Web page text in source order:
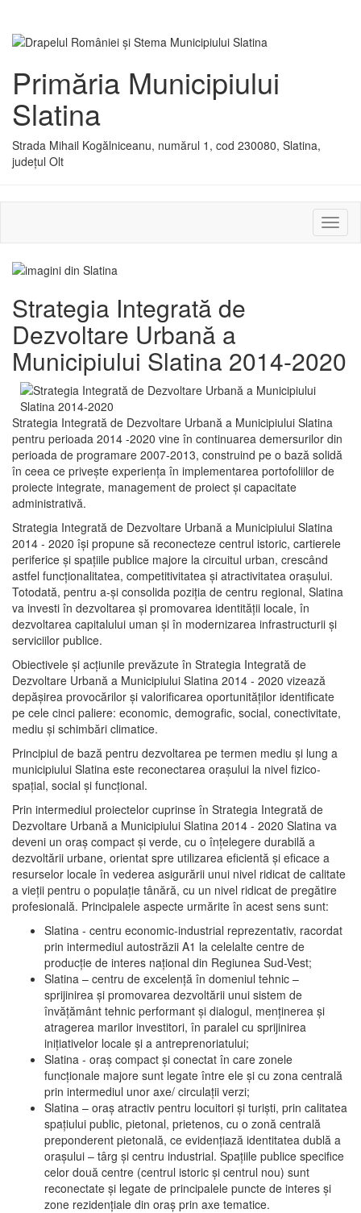
Primăria Municipiului
Slatina
Strada Mihail Kogălniceanu, numărul 1, cod 230080, Slatina,
județul Olt
sau
Strategia Integrată de
Dezvoltare Urbană a
Municipiului Slatina 2014-2020
Strategia Integrată de Dezvoltare Urbană a Municipiului Slatina
pentru perioada 2014 -2020 vine în continuarea demersurilor din
perioada de programare 2007-2013, construind pe o bază solidă
în ceea ce priveşte experienţa în implementarea portofoliilor de
proiecte integrate, management de proiect și capacitate
administrativă.
Strategia Integrată de Dezvoltare Urbană a Municipiului Slatina
2014 - 2020 își propune să reconecteze centrul istoric, cartierele
periferice şi spaţiile publice majore la circuitul urban, crescând
astfel funcţionalitatea, competitivitatea şi atractivitatea oraşului.
Totodată, pentru a-şi consolida poziţia de centru regional, Slatina
va investi în dezvoltarea şi promovarea identităţii locale, în
dezvoltarea capitalului uman şi în modernizarea infrastructurii şi
serviciilor publice.
Obiectivele şi acţiunile prevăzute în Strategia Integrată de
Dezvoltare Urbană a Municipiului Slatina 2014 - 2020 vizează
depășirea provocărilor şi valorificarea oportunităţilor identificate
pe cele cinci paliere: economic, demografic, social, conectivitate,
mediu şi schimbări climatice.
Principiul de bază pentru dezvoltarea pe termen mediu şi lung a
municipiului Slatina este reconectarea oraşului la nivel fizico-
spaţial, social şi funcţional.
Prin intermediul proiectelor cuprinse în Strategia Integrată de
Dezvoltare Urbană a Municipiului Slatina 2014 - 2020 Slatina va
deveni un oraş compact şi verde, cu o înţelegere durabilă a
dezvoltării urbane, orientat spre utilizarea eficientă şi eficace a
resurselor locale în vederea asigurării unui nivel ridicat de calitate
a vieţii pentru o populaţie tânără, cu un nivel ridicat de pregătire
profesională. Principalele aspecte urmărite în acest sens sunt:
Slatina - centru economic-industrial reprezentativ, racordat
prin intermediul autostrăzii A1 la celelalte centre de
producţie de interes naţional din Regiunea Sud-Vest;
Slatina – centru de excelenţă în domeniul tehnic –
sprijinirea şi promovarea dezvoltării unui sistem de
învăţământ tehnic performant şi dialogul, menţinerea şi
atragerea marilor investitori, în paralel cu sprijinirea
iniţiativelor locale şi a antreprenoriatului;
Slatina - oraş compact şi conectat în care zonele
funcţionale majore sunt legate între ele şi cu zona centrală
prin intermediul unor axe/ circulații verzi;
Slatina – oraş atractiv pentru locuitori şi turişti, prin calitatea
spaţiului public, pietonal, prietenos, cu o zonă centrală
preponderent pietonală, ce evidenţiază identitatea dublă a
oraşului – târg şi centru industrial. Spaţiile publice specifice
celor două centre (centrul istoric şi centrul nou) sunt
reconectate şi legate de principalele puncte de interes şi
zone rezidenţiale din oraş prin axe tematice.